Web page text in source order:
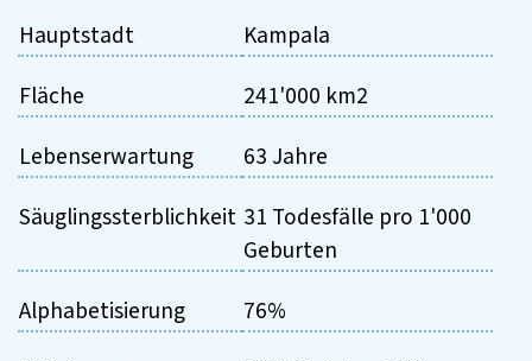
Hauptstadt Kampala
Fläche 241'000 km2
Lebenserwartung 63 Jahre
Säuglingssterblichkeit 31 Todesfälle pro 1'000
Geburten
Alphabetisierung 76%